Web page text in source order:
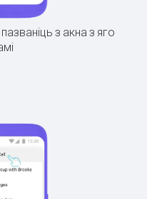
з акна з яго